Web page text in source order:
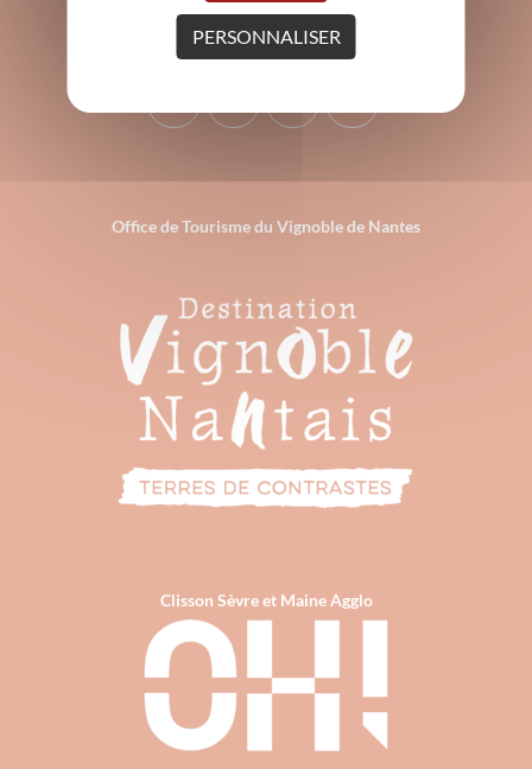
lundi au vendredi: 9h - 12h15 et 13h30 - 17h
Le 2ème et 4èmesamedidu mois de 9h à 12h
Office de Tourisme du Vignoble de Nantes
Clisson Sèvre et Maine Agglo
PERSONNALISER